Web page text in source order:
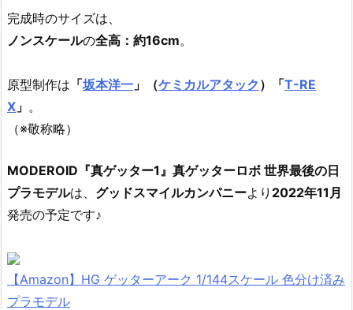
完成時のサイズは、
ノンスケールの全高：約16cm。
原型制作は 「坂本洋一 」（ケミカルアタック ）「T-RE
X 」 。
（※敬称略）
MODEROID『真ゲッター1』真ゲッターロボ 世界最後の日
プラモデルは、 グッドスマイルカンパニーより 2022年11月
発売の予定です♪
【Amazon】HG ゲッターアーク 1/144スケール 色分け済み
プラモデル